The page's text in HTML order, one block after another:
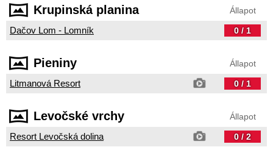
Krupinská planina Állapot
Dačov Lom - Lomník 0 / 1
Pieniny Állapot
Litmanová Resort 0 / 1
Levočské vrchy Állapot
Resort Levočská dolina 0 / 2